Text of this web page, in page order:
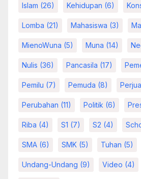
Islam (26) Kehidupan (6)
Lomba (21) Mahasiswa (3)
MienoWuna (5) Muna (14)
Nulis (36) Pancasila (17)
Pemilu (7) Pemuda (8)
Perubahan (11) Politik (6)
Riba (4) S1 (7) S2 (4)
SMA (6) SMK (5) Tuhan (5)
Undang-Undang (9) Video (4)